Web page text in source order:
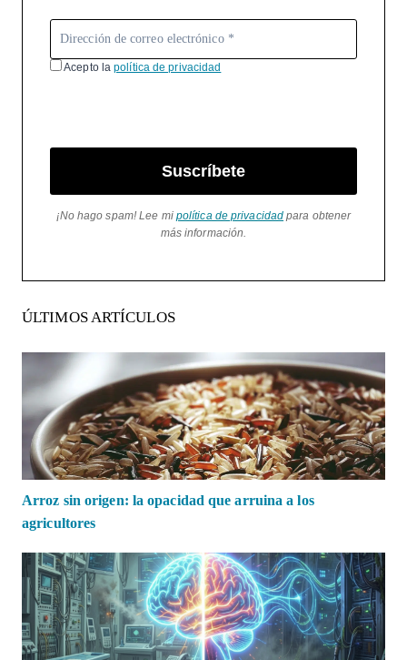
Acepto lapolítica de privacidad
Suscríbete
¡No hago spam! Lee mi política de privacidad para obtener
más información.
ÚLTIMOS ARTÍCULOS
Arroz sin origen: la opacidad que arruina a los
agricultores